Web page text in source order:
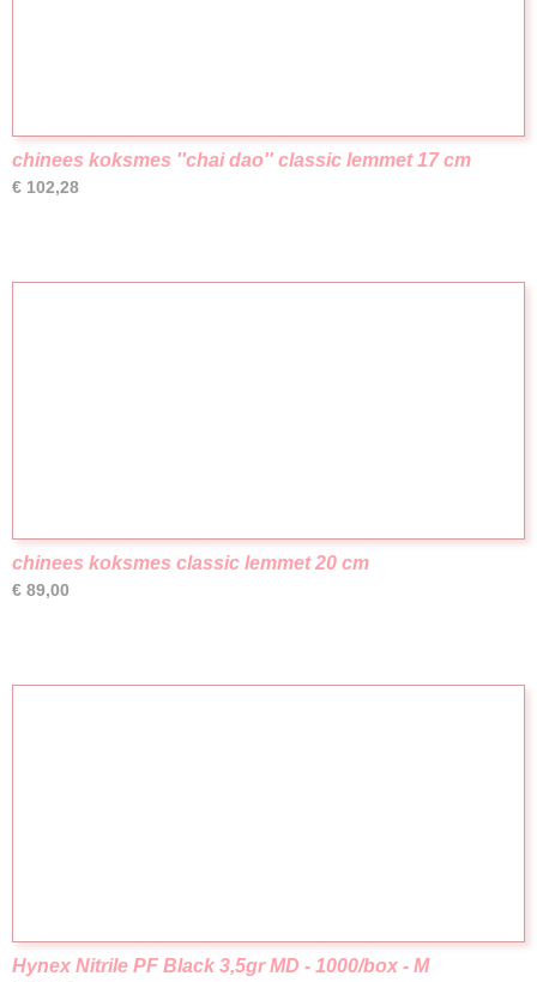
chinees koksmes ''chai dao'' classic lemmet 17 cm
€ 102,28
chinees koksmes classic lemmet 20 cm
€ 89,00
Hynex Nitrile PF Black 3,5gr MD - 1000/box - M